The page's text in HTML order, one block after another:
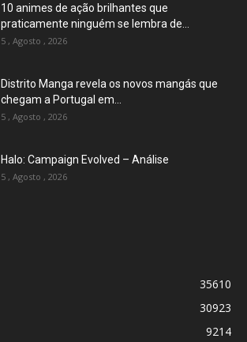
10 animes de ação brilhantes que
praticamente ninguém se lembra de...
5 , Agosto , 2026
Distrito Manga revela os novos mangás que
chegam a Portugal em...
5 , Agosto , 2026
Halo: Campaign Evolved – Análise
5 , Agosto , 2026
35610
30923
9214